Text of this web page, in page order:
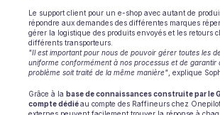
Le support client pour un e-shop avec autant de
répondre aux demandes des différentes marques
gérer la logistique des produits envoyés et les retours
différents transporteurs.
"Il est important pour nous de pouvoir gérer toutes les
uniforme conformément à nos processus et de garantir
problème soit traité de la même manière", explique
Grâce à la base de connaissances construite par le
compte dédié au compte des Raffineurs chez